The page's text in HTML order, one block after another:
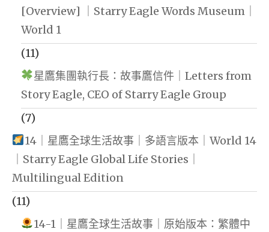
[Overview] ｜Starry Eagle Words Museum｜
World 1
(11)
星鷹集團執行長：故事鷹信件｜Letters from
Story Eagle, CEO of Starry Eagle Group
(7)
14｜星鷹全球生活故事｜多語言版本｜World 14
｜Starry Eagle Global Life Stories｜
Multilingual Edition
(11)
14-1｜星鷹全球生活故事｜原始版本：繁體中